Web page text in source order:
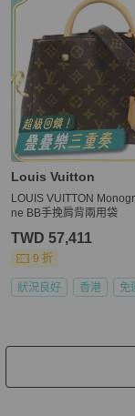
Louis Vuitton
LOUIS VUITTON
ne BB手挽肩背兩用袋
TWD 57,411
9 折
狀況良好 香港 免